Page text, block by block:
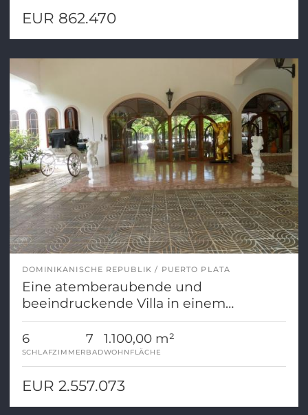
EUR 862.470
DOMINIKANISCHE REPUBLIK PUERTO PLATA
Eine atemberaubende und
beeindruckende Villa in einem
speziellen und exklusiven Stil
6
SCHLAFZIMMER
7
BAD
1.100,00 m²
WOHNFLÄCHE
EUR 2.557.073